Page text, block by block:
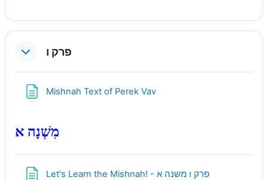
פרק ו
Mishnah Text of Perek VavPage
מִשְׁנָה א
Let's Learn the Mishnah! - פרק ו משנה אPage